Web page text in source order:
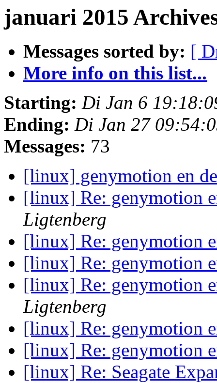
januari 2015
Messages sorted by: [
More info on this list...
Starting: Di Jan 6
Ending: Di Jan 27
Messages: 73
[linux] genymotion en
[linux] Re: genymotion
Ligtenberg
[linux] Re: genymotion
[linux] Re: genymotion
[linux] Re: genymotion
Ligtenberg
[linux] Re: genymotion
[linux] Re: genymotion
[linux] Re: Seagate